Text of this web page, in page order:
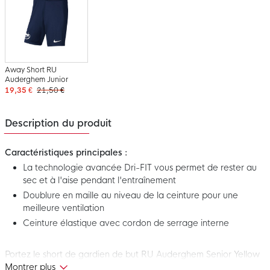
Away Short RU
Auderghem Junior
19,35 € 21,50 €
Description du produit
Caractéristiques principales :
La technologie avancée Dri-FIT vous permet de rester au
sec et à l'aise pendant l'entraînement
Doublure en maille au niveau de la ceinture pour une
meilleure ventilation
Ceinture élastique avec cordon de serrage interne
Portez le short de gardien de but RU Auderghem Senior Yellow
lorsque vous voulez tirer le meilleur parti de votre match.
Montrer plus